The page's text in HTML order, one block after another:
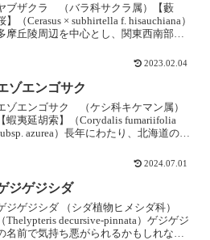
ブザクラ （バラ科サクラ属）【藪
】（Cerasus × subhirtella f. hisauchiana）
摩丘陵周辺を中心とし、関東西南部の
クラ」と「エドヒガン」の自然交雑種と
2023.02.04
ゾエンゴサク
ゾエンゴサク （ケシ科キケマン属）
【蝦夷延胡索】（Corydalis fumariifolia
azurea）長年にわたり、北海道の
陸に分布するものは同種とみなされてき
2024.07.01
ジゲジシダ
ジゲジシダ （シダ植物ヒメシダ科）
（Thelypteris decursive-pinnata）ゲジゲジ
名前で気持ち悪がられるかもしれない